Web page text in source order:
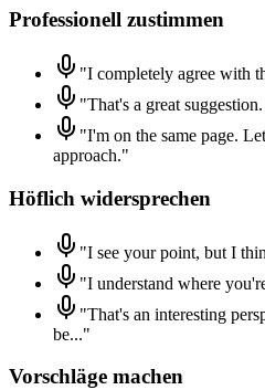
Professionell zustimmen
"I completely agree with
"That's a great
"I'm on the same page.
approach."
Höflich widersprechen
"I see your point, but I
"I understand where
"That's an interesting
be..."
Vorschläge machen